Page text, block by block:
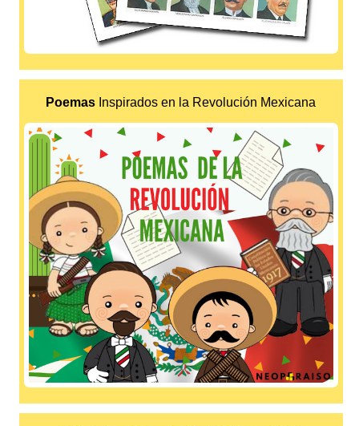
Poemas Inspirados en la Revolución Mexicana